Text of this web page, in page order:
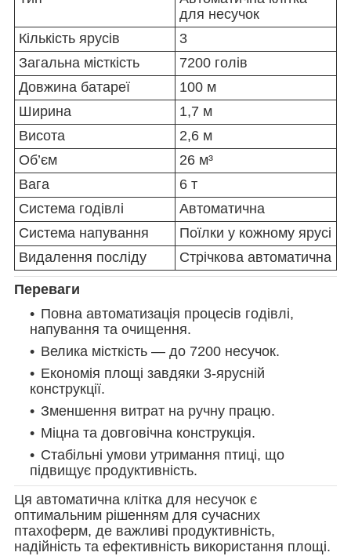
для несучок
Кількість ярусів
3
Загальна місткість
7200 голів
Довжина батареї
100 м
Ширина
1,7 м
Висота
2,6 м
Об’єм
26 м³
Вага
6 т
Система годівлі
Автоматична
Система напування
Поїлки у кожному ярусі
Видалення посліду
Стрічкова автоматична
Переваги
Повна автоматизація процесів годівлі,
напування та очищення.
Велика місткість — до 7200 несучок.
Економія площі завдяки 3-ярусній
конструкції.
Зменшення витрат на ручну працю.
Міцна та довговічна конструкція.
Стабільні умови утримання птиці, що
підвищує продуктивність.
Ця автоматична клітка для несучок є
оптимальним рішенням для сучасних
птахоферм, де важливі продуктивність,
надійність та ефективність використання площі.